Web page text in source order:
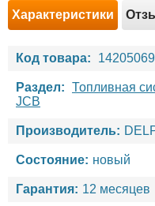
Характеристики
Код товара:
Раздел: Топливная
JCB
Производитель:
Состояние: новый
Гарантия: 12 месяцев